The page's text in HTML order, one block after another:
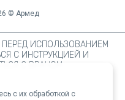
с их обработкой с
© Армед
ИСПОЛЬЗОВАНИЕМ
С ИНСТРУКЦИЕЙ И
С ВРАЧОМ